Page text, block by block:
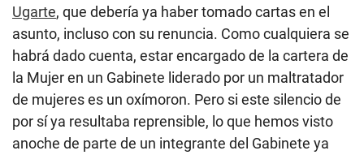
Ugarte, que debería ya haber tomado cartas en el
asunto, incluso con su renuncia. Como cualquiera se
habrá dado cuenta, estar encargado de la cartera de
la Mujer en un Gabinete liderado por un maltratador
de mujeres es un oxímoron. Pero si este silencio de
por sí ya resultaba reprensible, lo que hemos visto
anoche de parte de un integrante del Gabinete ya